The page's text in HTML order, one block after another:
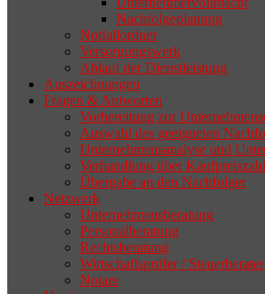
Nachfolgeplanung
Notfallordner
Versorgungswerk
Ablauf der Dienstleistung
Auszeichnungen
Fragen & Antworten
Vorbereitung zur
Auswahl des geeigneten
Unternehmensanalyse und
Verhandlung über
Übergabe an den Nachfolger
Netzwerk
Unternehmensberatung
Personalberatung
Rechtsberatung
Wirtschaftsprüfer / Steuerberater
Notare